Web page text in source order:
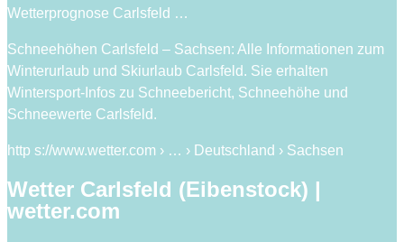
Wetterprognose Carlsfeld …
Schneehöhen Carlsfeld – Sachsen: Alle Informationen zum
Winterurlaub und Skiurlaub Carlsfeld. Sie erhalten
Wintersport-Infos zu Schneebericht, Schneehöhe und
Schneewerte Carlsfeld.
http s://www.wetter.com › … › Deutschland › Sachsen
Wetter Carlsfeld (Eibenstock) |
wetter.com